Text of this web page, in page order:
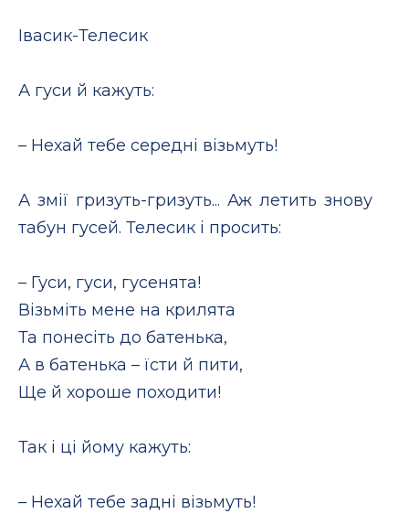
Iвасик-Телесик
А гуси й кажуть:
– Нехай тебе середні візьмуть!
А змії гризуть-гризуть... Аж летить знову
табун гусей. Телесик і просить:
– Гуси, гуси, гусенята!
Візьміть мене на крилята
Та понесіть до батенька,
А в батенька – їсти й пити,
Ще й хороше походити!
Так і ці йому кажуть:
– Нехай тебе задні візьмуть!